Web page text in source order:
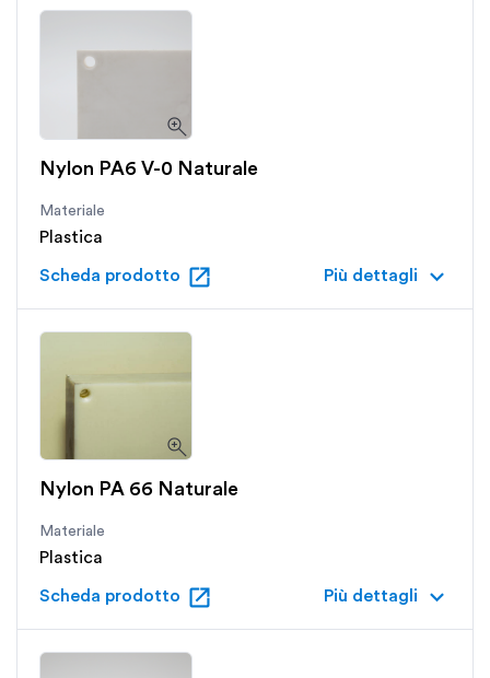
Nylon PA6 V-0 Naturale
Materiale
Plastica
Scheda prodotto open_in_new Più dettagli keyboard_arrow_down
Nylon PA 66 Naturale
Materiale
Plastica
Scheda prodotto open_in_new Più dettagli keyboard_arrow_down